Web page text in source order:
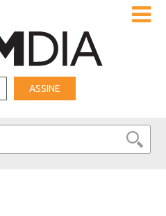
ASSINE